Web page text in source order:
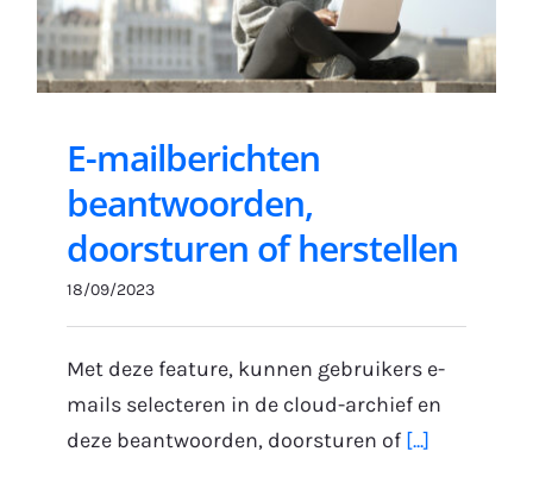
Gratis Proefperiode
E-mailberichten
beantwoorden,
doorsturen of herstellen
18/09/2023
Met deze feature, kunnen gebruikers e-
mails selecteren in de cloud-archief en
deze beantwoorden, doorsturen of [...]